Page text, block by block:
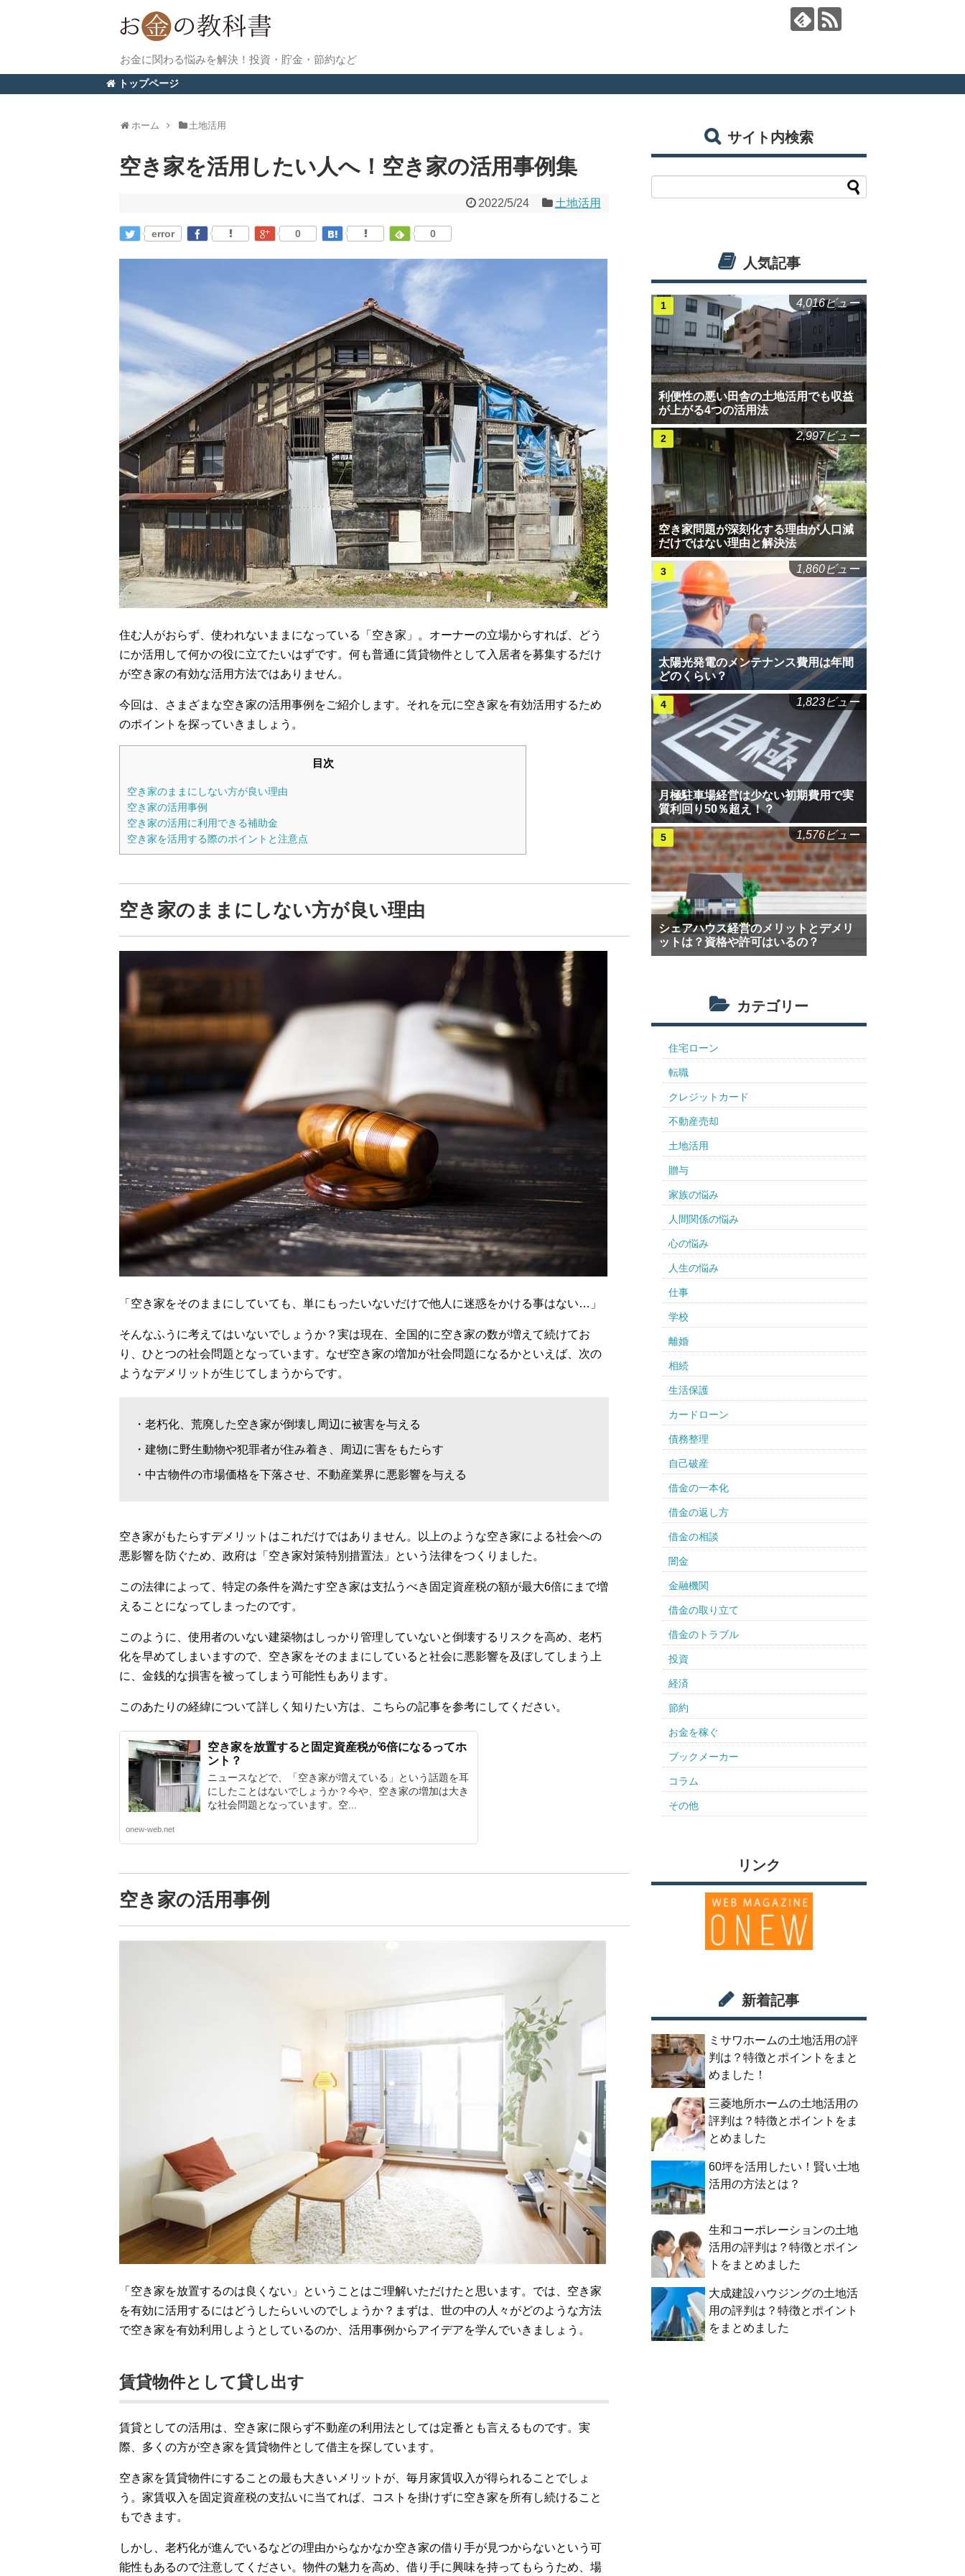
お金に関わる悩みを解決！投資・貯金・節約など
トップページ
ホーム 土地活用
空き家を活用したい人へ！空き家の活用事例集
2022/5/24 土地活用
error 0 0
住む人がおらず、使われないままになっている「空き家」。オーナーの立場からすれば、どう
にか活用して何かの役に立てたいはずです。何も普通に賃貸物件として入居者を募集するだけ
が空き家の有効な活用方法ではありません。
今回は、さまざまな空き家の活用事例をご紹介します。それを元に空き家を有効活用するため
のポイントを探っていきましょう。
目次
空き家のままにしない方が良い理由
空き家の活用事例
空き家の活用に利用できる補助金
空き家を活用する際のポイントと注意点
空き家のままにしない方が良い理由
「空き家をそのままにしていても、単にもったいないだけで他人に迷惑をかける事はない…」
そんなふうに考えてはいないでしょうか？実は現在、全国的に空き家の数が増えて続けてお
り、ひとつの社会問題となっています。なぜ空き家の増加が社会問題になるかといえば、次の
ようなデメリットが生じてしまうからです。
・老朽化、荒廃した空き家が倒壊し周辺に被害を与える
・建物に野生動物や犯罪者が住み着き、周辺に害をもたらす
・中古物件の市場価格を下落させ、不動産業界に悪影響を与える
空き家がもたらすデメリットはこれだけではありません。以上のような空き家による社会への
悪影響を防ぐため、政府は「空き家対策特別措置法」という法律をつくりました。
この法律によって、特定の条件を満たす空き家は支払うべき固定資産税の額が最大6倍にまで増
えることになってしまったのです。
このように、使用者のいない建築物はしっかり管理していないと倒壊するリスクを高め、老朽
化を早めてしまいますので、空き家をそのままにしていると社会に悪影響を及ぼしてしまう上
に、金銭的な損害を被ってしまう可能性もあります。
このあたりの経緯について詳しく知りたい方は、こちらの記事を参考にしてください。
空き家を放置すると固定資産税が6倍になるってホ
ント？
ニュースなどで、「空き家が増えている」という話題を耳
にしたことはないでしょうか？今や、空き家の増加は大き
な社会問題となっています。空...
onew-web.net
空き家の活用事例
「空き家を放置するのは良くない」ということはご理解いただけたと思います。では、空き家
を有効に活用するにはどうしたらいいのでしょうか？まずは、世の中の人々がどのような方法
で空き家を有効利用しようとしているのか、活用事例からアイデアを学んでいきましょう。
賃貸物件として貸し出す
賃貸としての活用は、空き家に限らず不動産の利用法としては定番とも言えるものです。実
際、多くの方が空き家を賃貸物件として借主を探しています。
空き家を賃貸物件にすることの最も大きいメリットが、毎月家賃収入が得られることでしょ
う。家賃収入を固定資産税の支払いに当てれば、コストを掛けずに空き家を所有し続けること
もできます。
しかし、老朽化が進んでいるなどの理由からなかなか空き家の借り手が見つからないという可
能性もあるので注意してください。物件の魅力を高め、借り手に興味を持ってもらうため、場
サイト内検索
人気記事
利便性の悪い田舎の土地活用でも収益
が上がる4つの活用法
4,016ビュー
空き家問題が深刻化する理由が人口減
だけではない理由と解決法
2,997ビュー
太陽光発電のメンテナンス費用は年間
どのくらい？
1,860ビュー
月極駐車場経営は少ない初期費用で実
質利回り50％超え！？
1,823ビュー
シェアハウス経営のメリットとデメリ
ットは？資格や許可はいるの？
1,576ビュー
カテゴリー
住宅ローン
転職
クレジットカード
不動産売却
土地活用
贈与
家族の悩み
人間関係の悩み
心の悩み
人生の悩み
仕事
学校
離婚
相続
生活保護
カードローン
債務整理
自己破産
借金の一本化
借金の返し方
借金の相談
闇金
金融機関
借金の取り立て
借金のトラブル
投資
経済
節約
お金を稼ぐ
ブックメーカー
コラム
その他
リンク
新着記事
ミサワホームの土地活用の評
判は？特徴とポイントをまと
めました！
三菱地所ホームの土地活用の
評判は？特徴とポイントをま
とめました
60坪を活用したい！賢い土地
活用の方法とは？
生和コーポレーションの土地
活用の評判は？特徴とポイン
トをまとめました
大成建設ハウジングの土地活
用の評判は？特徴とポイント
をまとめました